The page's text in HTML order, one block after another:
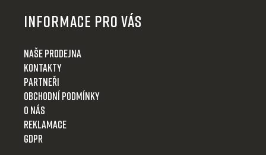
Informace pro Vás
Naše prodejna
Kontakty
Partneři
Obchodní podmínky
O nás
Reklamace
GDPR